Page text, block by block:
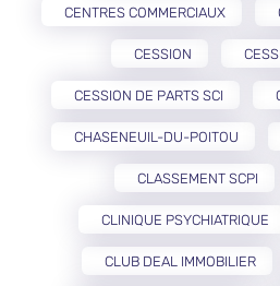
CENTRES COMMERCIAUX
CESSION
CESSION DE PARTS SCI
CHASENEUIL-DU-POITOU
CLASSEMENT SCPI
CLINIQUE PSYCHIATRIQUE
CLUB DEAL IMMOBILIER